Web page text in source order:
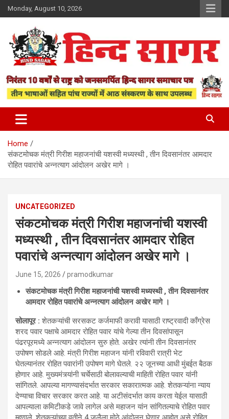
Skip
to
Monday, August 10, 2026
Hind Sagar
Home
संकटमोचक मंत्री गिरीश महाजनांची यशस्वी मध्यस्थी , तीन दिवसानंतर आमदार
रोहित पवारांचे अन्नत्याग आंदोलन अखेर मागे ।
UNCATEGORIZED
संकटमोचक मंत्री गिरीश महाजनांची यशस्वी
मध्यस्थी , तीन दिवसानंतर आमदार रोहित
पवारांचे अन्नत्याग आंदोलन अखेर मागे ।
June 15, 2026 pramodkumar
संकटमोचक मंत्री गिरीश महाजनांची यशस्वी मध्यस्थी , तीन दिवसानंतर
आमदार रोहित पवारांचे अन्नत्याग आंदोलन अखेर मागे ।
सोलापूर : शेतकऱ्यांची सरसकट कर्जमाफी करावी यासाठी राष्ट्रवादी काँग्रेस
शरद पवार पक्षाचे आमदार रोहित पवार यांचे गेल्या तीन दिवसांपासून
पंढरपूरमध्ये अन्नत्याग आंदोलन सुरु होते. अखेर त्यांनी तीन दिवसानंतर
उपोषण सोडले आहे. मंत्री गिरीश महाजन यांनी रविवारी रात्री भेट
घेतल्यानंतर रोहित पवारांनी उपोषण मागे घेतले. २२ जूनच्या आधी मुंबईत बैठक
होणार आहे. मुख्यमंत्र्यांनी चर्चेसाठी बोलावल्याची माहिती रोहित पवार यांनी
सांगितले. आपल्या मागण्यासंदर्भात सरकार सकारात्मक आहे. शेतकऱ्यांना न्याय
देण्याचा विचार सरकार करत आहे. या अटीसंदर्भात काय करता येईल यासाठी
आपल्याला कमिटीकडे जावे लागेल असे महाजन यांन सांगितल्याचे रोहित पवार